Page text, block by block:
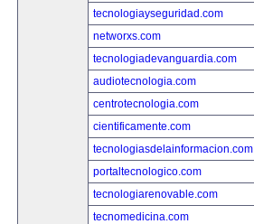
tecnologiayseguridad.com
networxs.com
tecnologiadevanguardia.com
audiotecnologia.com
centrotecnologia.com
cientificamente.com
tecnologiasdelainformacion.com
portaltecnologico.com
tecnologiarenovable.com
tecnomedicina.com